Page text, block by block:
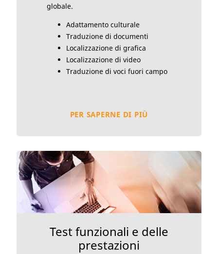
globale.
Adattamento culturale
Traduzione di documenti
Localizzazione di grafica
Localizzazione di video
Traduzione di voci fuori campo
PER SAPERNE DI PIÙ
Test funzionali e delle
prestazioni